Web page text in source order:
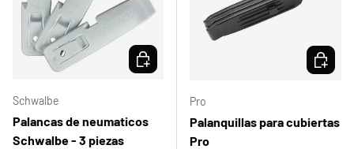
Schwalbe
Palancas de neumaticos
Schwalbe - 3 piezas
ELEGIR OPCIONES
Pro
Palanquillas para cubiertas
Pro
ELEGIR